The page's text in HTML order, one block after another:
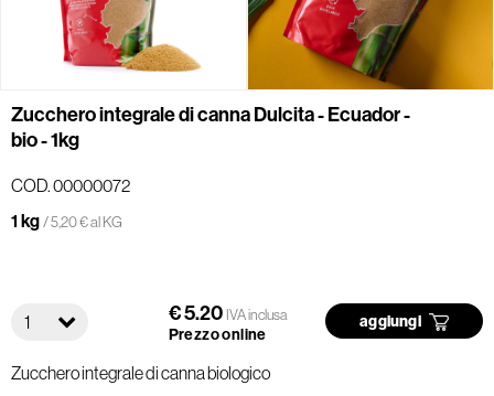
Zucchero integrale di canna Dulcita - Ecuador -
bio - 1kg
COD. 00000072
1 kg/ 5,20 € al KG
1 € 5.20 IVA inclusa
Prezzo online
aggiungi
Zucchero integrale di canna biologico